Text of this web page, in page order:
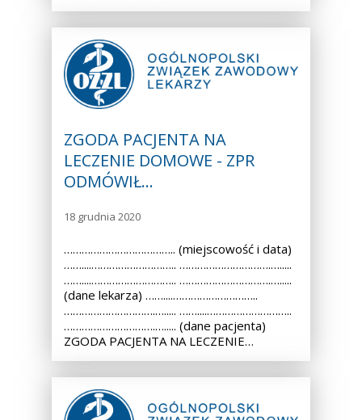
ZGODA PACJENTA NA
LECZENIE DOMOWE - ZPR
ODMÓWIŁ…
18 grudnia 2020
……………………………….. (miejscowość i data)
……....……………………….. ………………………….….....
……....……………………….. ………………………….….....
(dane lekarza) ……....………………………..
………………………….…..... ……....………………………..
………………………….…..... (dane pacjenta)
ZGODA PACJENTA NA LECZENIE…